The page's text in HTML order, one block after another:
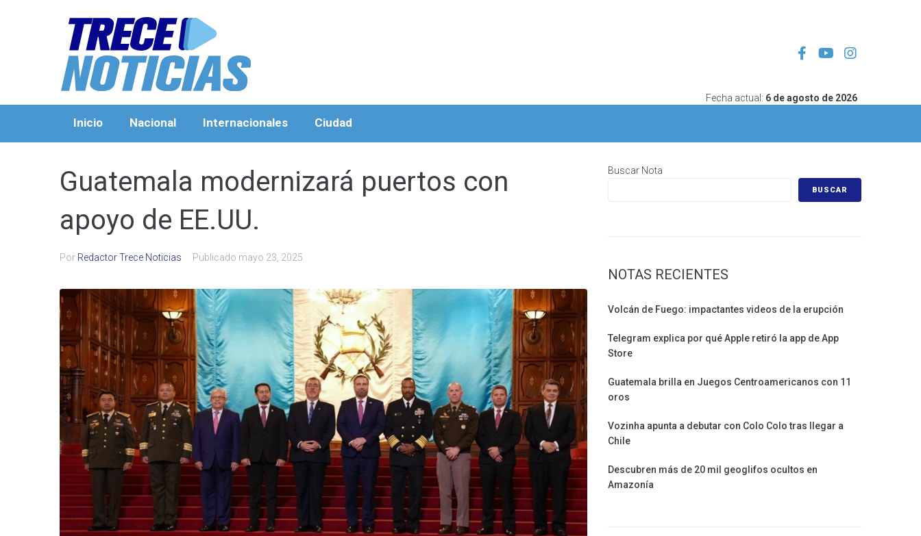
Fecha actual: 6 de agosto de 2026
Inicio Nacional Internacionales Ciudad
Guatemala modernizará puertos con
apoyo de EE.UU.
Por Redactor Trece Noticias Publicado mayo 23, 2025
Buscar Nota
BUSCAR
NOTAS RECIENTES
Volcán de Fuego: impactantes videos de la erupción
Telegram explica por qué Apple retiró la app de App
Store
Guatemala brilla en Juegos Centroamericanos con 11
oros
Vozinha apunta a debutar con Colo Colo tras llegar a
Chile
Descubren más de 20 mil geoglifos ocultos en
Amazonía